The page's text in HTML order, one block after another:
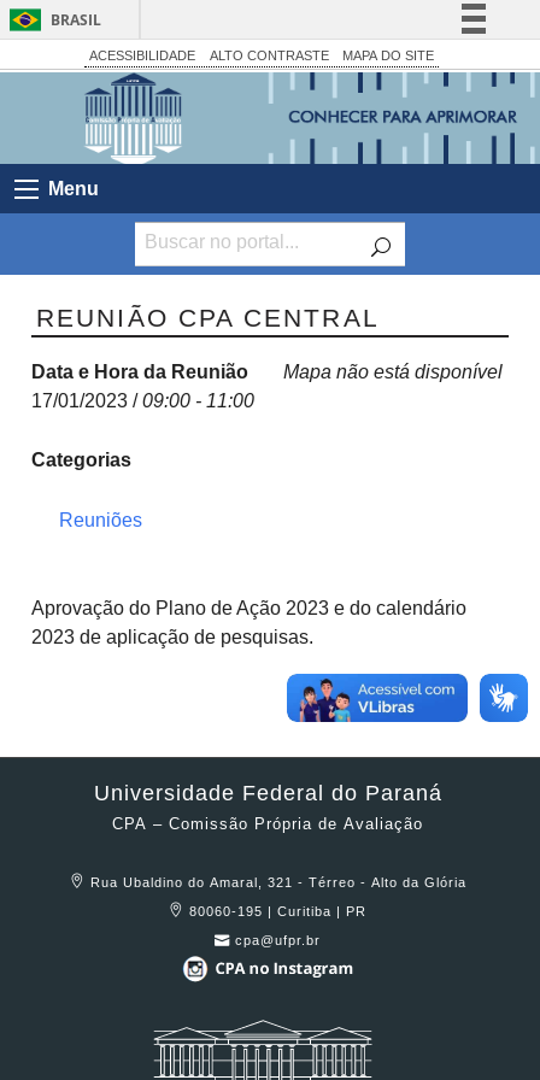
BRASIL
Simplifique!
Comunica BR
Acesso à informação
Canais
ACESSIBILIDADE ALTO CONTRASTE MAPA DO SITE
Menu
REUNIÃO CPA CENTRAL
Mapa não está disponível
Data e Hora da Reunião
17/01/2023 /09:00 - 11:00
Categorias
Reuniões
Aprovação do Plano de Ação 2023 e do calendário
2023 de aplicação de pesquisas.
Universidade Federal do Paraná
CPA – Comissão Própria de Avaliação
Rua Ubaldino do Amaral, 321 - Térreo - Alto da Glória
80060-195 | Curitiba | PR
cpa@ufpr.br